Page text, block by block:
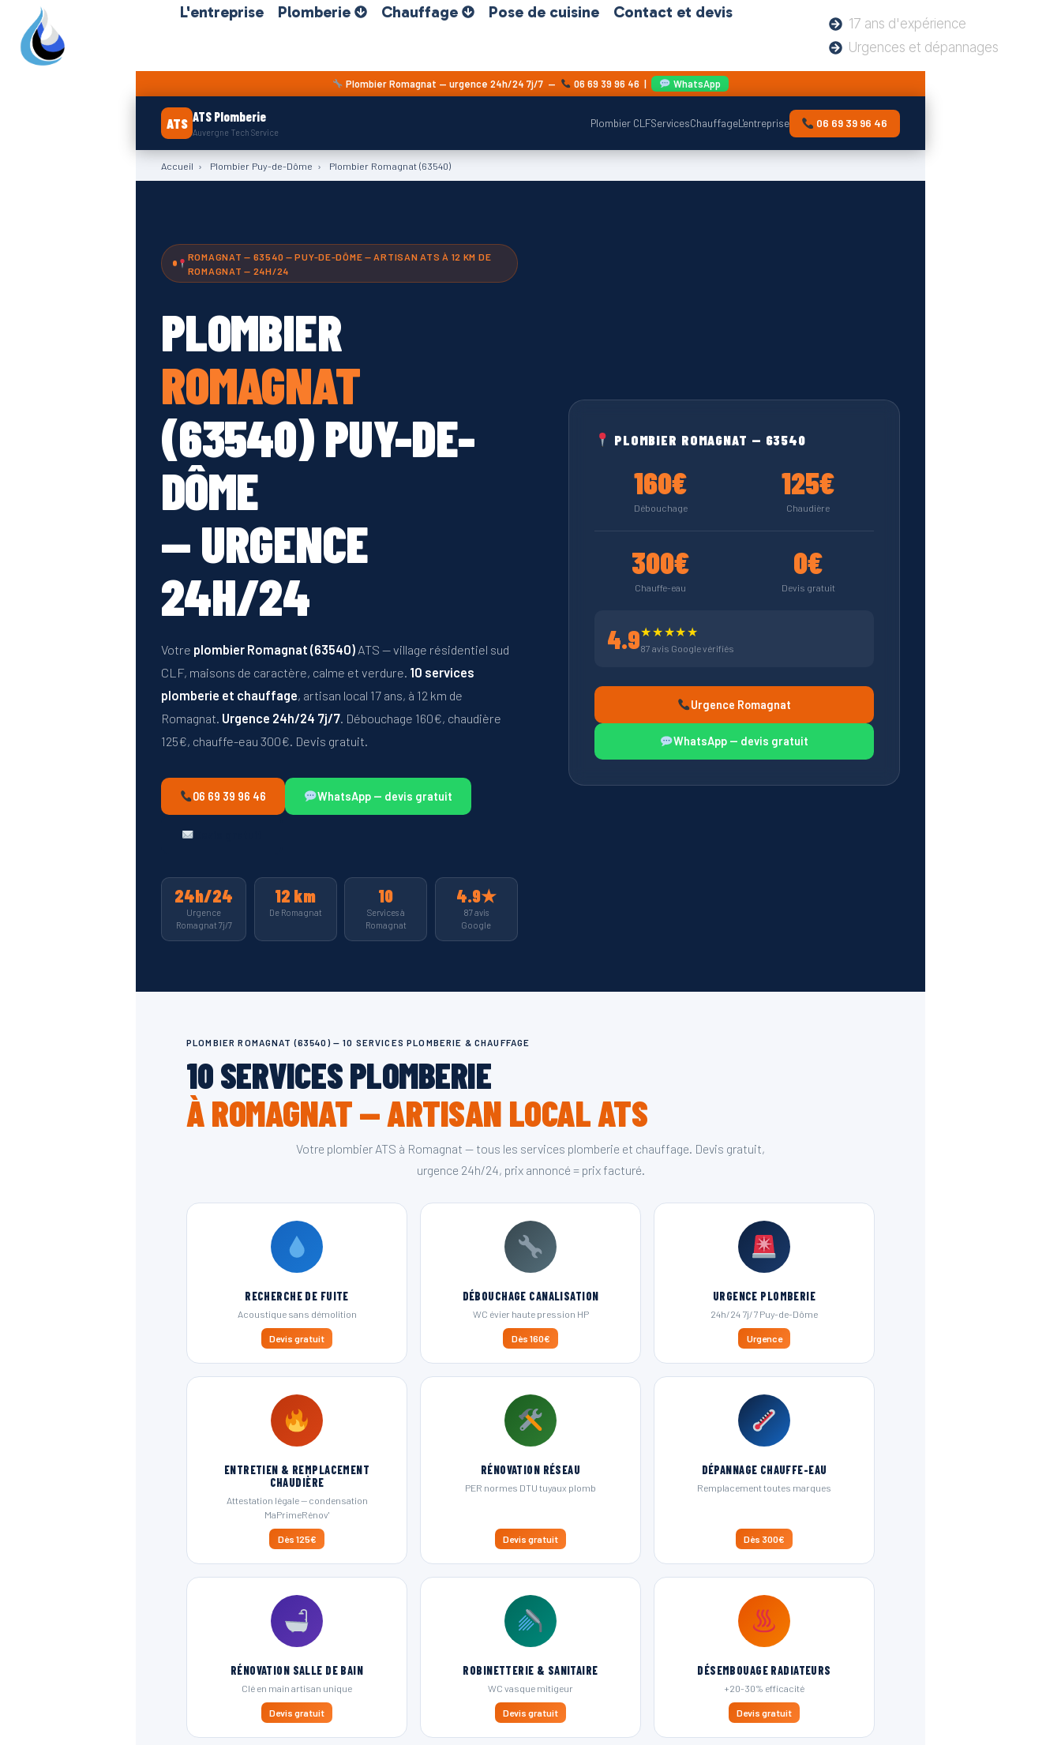
L'entreprise Plomberie Chauffage Pose de cuisine Contact et devis
17 ans d'expérience
Urgences et dépannages
Plombier Romagnat — urgence 24h/24 7j/7 — 06 69 39 96 46 WhatsApp
ATS ATS Plomberie
Auvergne Tech Service
Plombier CLFServicesChauffageL'entreprise 06 69 39 96 46
Accueil › Plombier Puy-de-Dôme › Plombier Romagnat (63540)
ROMAGNAT — 63540 — PUY-DE-DÔME — ARTISAN ATS À 12 KM DE
ROMAGNAT — 24H/24
PLOMBIER
ROMAGNAT
(63540) PUY-DE-
DÔME
— URGENCE
24H/24
Votre plombier Romagnat (63540) ATS — village résidentiel sud
CLF, maisons de caractère, calme et verdure. 10 services
plomberie et chauffage, artisan local 17 ans, à 12 km de
Romagnat. Urgence 24h/24 7j/7. Débouchage 160€, chaudière
125€, chauffe-eau 300€. Devis gratuit.
06 69 39 96 46 WhatsApp — devis gratuit
24h/24
Urgence
Romagnat 7j/7
12 km
De Romagnat
10
Services à
Romagnat
4.9★
87 avis
Google
PLOMBIER ROMAGNAT — 63540
160€
Débouchage
125€
Chaudière
300€
Chauffe-eau
0€
Devis gratuit
4.9★★★★★
87 avis Google vérifiés
Urgence Romagnat
WhatsApp — devis gratuit
PLOMBIER ROMAGNAT (63540) — 10 SERVICES PLOMBERIE & CHAUFFAGE
10 SERVICES PLOMBERIE
À ROMAGNAT — ARTISAN LOCAL ATS
Votre plombier ATS à Romagnat — tous les services plomberie et chauffage. Devis gratuit,
urgence 24h/24, prix annoncé = prix facturé.
RECHERCHE DE FUITE
Acoustique sans démolition
Devis gratuit
DÉBOUCHAGE CANALISATION
WC évier haute pression HP
Dès 160€
URGENCE PLOMBERIE
24h/24 7j/7 Puy-de-Dôme
Urgence
ENTRETIEN & REMPLACEMENT
CHAUDIÈRE
Attestation légale — condensation
MaPrimeRénov'
Dès 125€
RÉNOVATION RÉSEAU
PER normes DTU tuyaux plomb
Devis gratuit
DÉPANNAGE CHAUFFE-EAU
Remplacement toutes marques
Dès 300€
RÉNOVATION SALLE DE BAIN
Clé en main artisan unique
Devis gratuit
ROBINETTERIE & SANITAIRE
WC vasque mitigeur
Devis gratuit
DÉSEMBOUAGE RADIATEURS
+20-30% efficacité
Devis gratuit